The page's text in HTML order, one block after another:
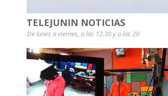
TELEJUNIN NOTICIAS
De lunes a viernes, a las 12.30 y a las 20